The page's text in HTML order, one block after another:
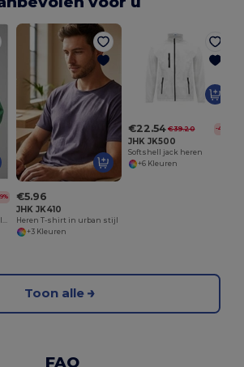
€5.96
JHK JK410
Heren T-shirt in urban stijl
+3 Kleuren
€22.54 €39.20 -42%
JHK JK500
Softshell jack heren
+6 Kleuren
Toon alle
FAQ